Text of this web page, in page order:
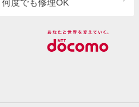
何度でも修理OK